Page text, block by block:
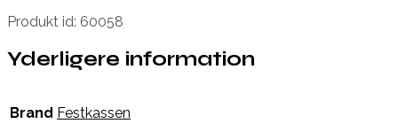
Produkt id: 60058
Yderligere information
Brand Festkassen